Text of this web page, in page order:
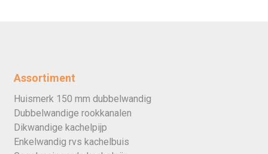
Assortiment
Huismerk 150 mm dubbelwandig
Dubbelwandige rookkanalen
Dikwandige kachelpijp
Enkelwandig rvs kachelbuis